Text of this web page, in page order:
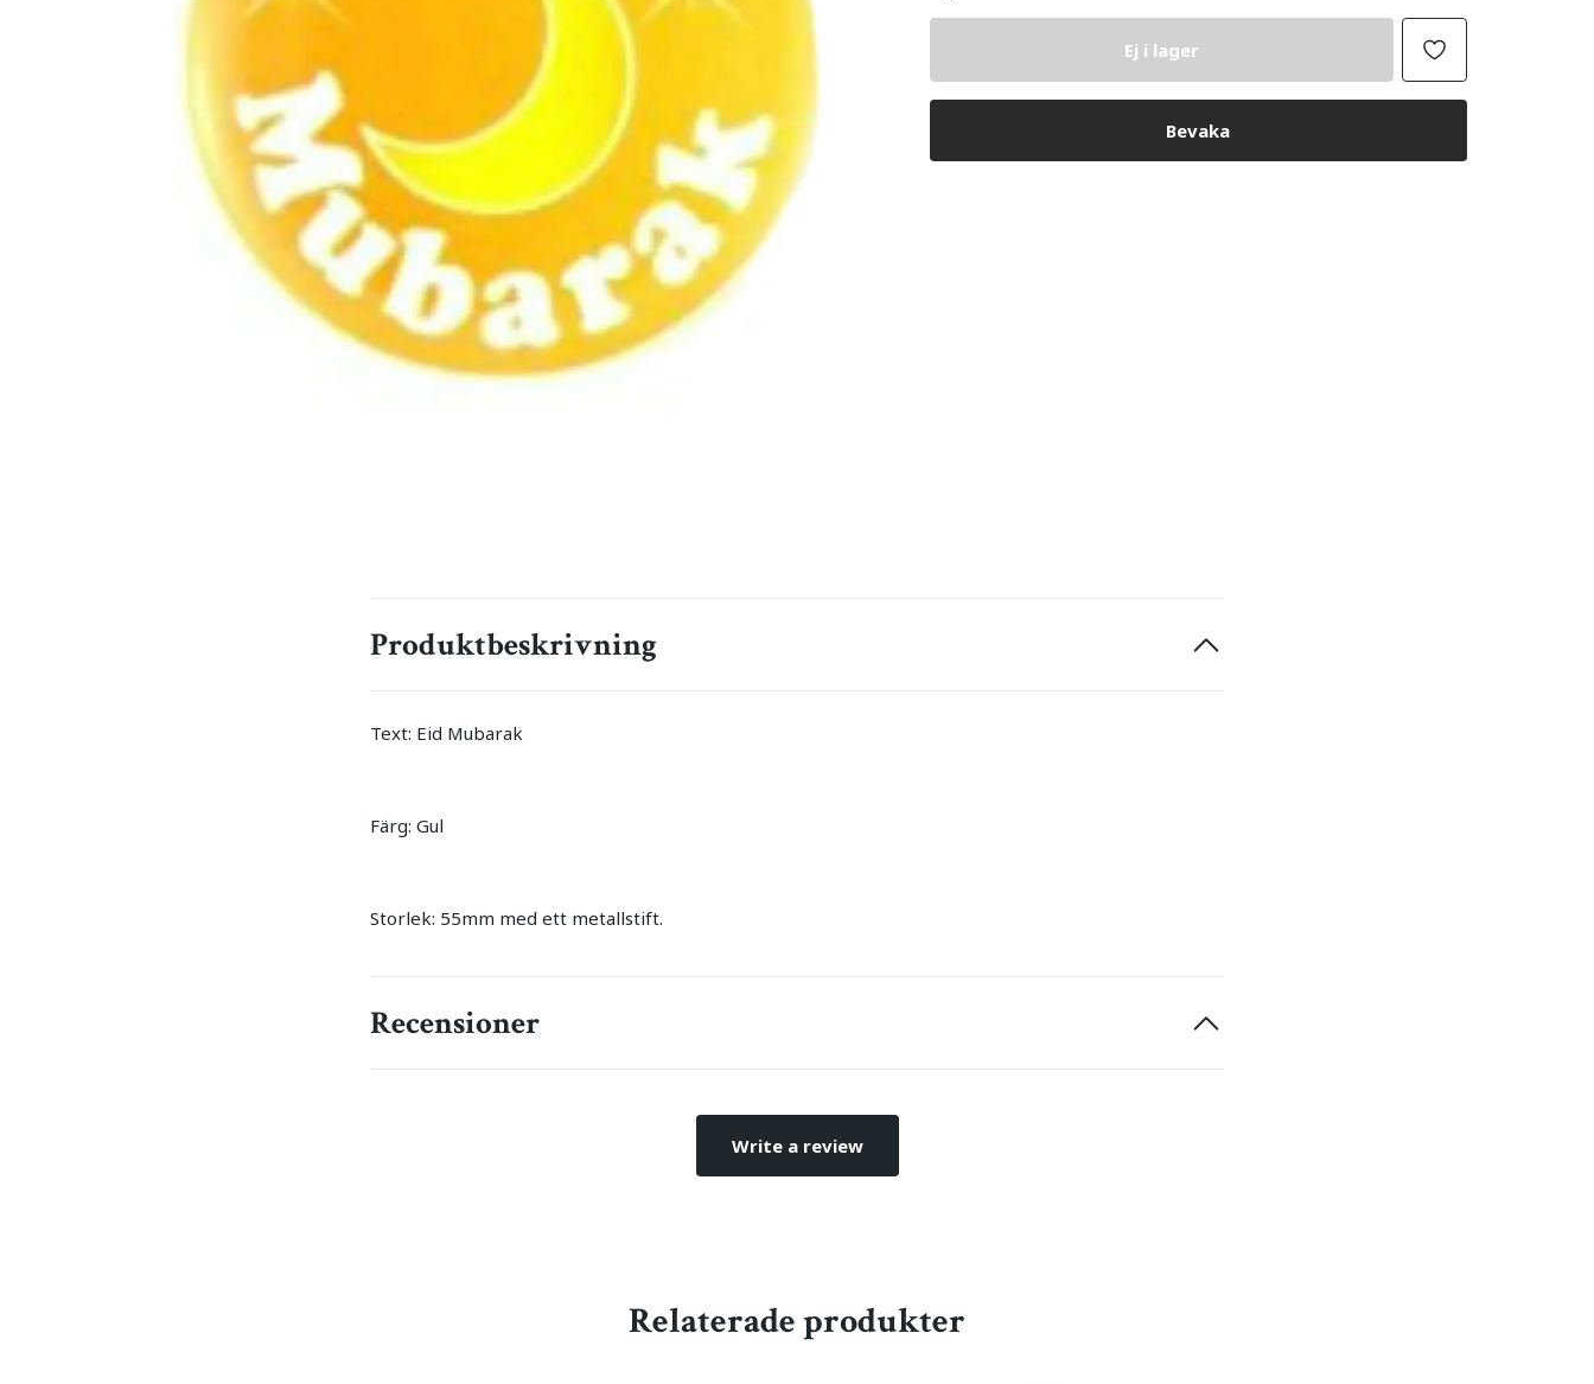
Ej i lager
Bevaka
Produktbeskrivning
Text: Eid Mubarak
Färg: Gul
Storlek: 55mm med ett metallstift.
Recensioner
Write a review
Relaterade produkter